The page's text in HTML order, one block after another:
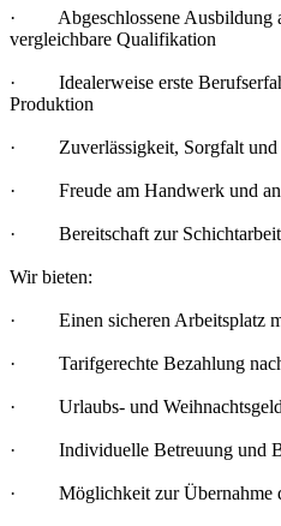
· Abgeschlossene Ausbildung
vergleichbare Qualifikation
· Idealerweise erste
Produktion
· Zuverlässigkeit, Sorgfalt und
· Freude am Handwerk und an
· Bereitschaft zur Schichtarbeit
Wir bieten:
· Einen sicheren Arbeitsplatz
· Tarifgerechte Bezahlung
· Urlaubs- und Weihnachtsgeld
· Individuelle Betreuung und
· Möglichkeit zur Übernahme